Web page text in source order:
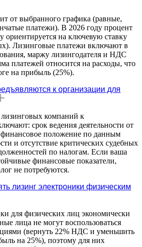
от выбранного графика (равные,
платежи). В 2026 году процент
ориентируется на ключевую ставку
Лизинговые платежи включают в
маржу лизингодателя и НДС
платежей относится на расходы, что
на прибыль (25%).
к организации для
компаний к
срок ведения деятельности от
финансовое положение по данным
и отсутствие критических судебных
по налогам. Если ваша
финансовые показатели,
не потребуются.
лизинг электроники физическим
для физических лиц экономически
лица не могут воспользоваться
(вернуть 22% НДС и уменьшить
на 25%), поэтому для них